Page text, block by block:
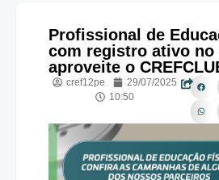
Profissional de
com registro ativo no
aproveite o
cref12pe
29/07/2025
10:50